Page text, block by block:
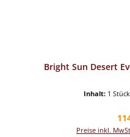
Bright Sun Desert
Inhalt: 1 Stück
Preise inkl.